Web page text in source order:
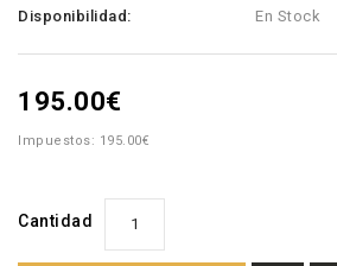
Disponibilidad:
En Stock
195.00€
Impuestos: 195.00€
Cantidad